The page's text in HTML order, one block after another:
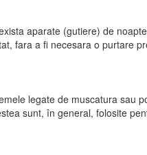
aparate (gutiere) de
fara a fi necesara o purtare
legate de muscatura sau
sunt, în general, folosite